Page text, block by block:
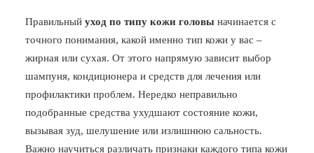
ФРАНШИЗА
БЛОГ
ПОЖАЛОВАТЬСЯ
Правильный уход по типу кожи головы начинается с
точного понимания, какой именно тип кожи у вас –
жирная или сухая. От этого напрямую зависит выбор
шампуня, кондиционера и средств для лечения или
профилактики проблем. Нередко неправильно
подобранные средства ухудшают состояние кожи,
вызывая зуд, шелушение или излишнюю сальность.
Важно научиться различать признаки каждого типа кожи